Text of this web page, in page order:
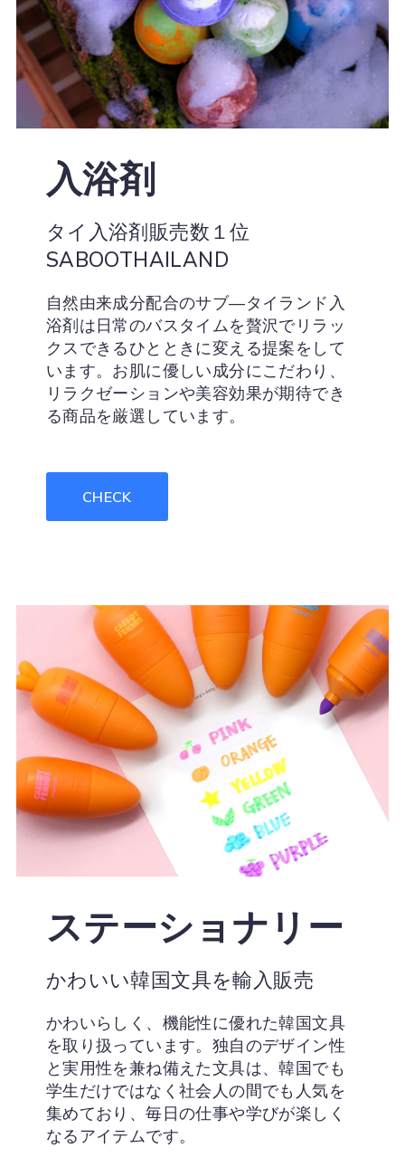
入浴剤
タイ入浴剤販売数１位
SABOOTHAILAND
自然由来成分配合のサブ―タイランド入
浴剤は日常のバスタイムを贅沢でリラッ
クスできるひとときに変える提案をして
います。お肌に優しい成分にこだわり、
リラクゼーションや美容効果が期待でき
る商品を厳選しています。
CHECK
ステーショナリー
かわいい韓国文具を輸入販売
かわいらしく、機能性に優れた韓国文具
を取り扱っています。独自のデザイン性
と実用性を兼ね備えた文具は、韓国でも
学生だけではなく社会人の間でも人気を
集めており、毎日の仕事や学びが楽しく
なるアイテムです。